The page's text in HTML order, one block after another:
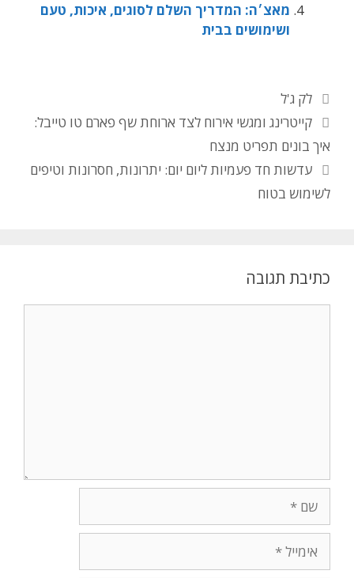
מאצ׳ה: המדריך השלם לסוגים, איכות, טעם
ושימושים בבית
לק ג'ל
קייטרינג ומגשי אירוח לצד ארוחת שף פארם טו טייבל:
איך בונים תפריט מנצח
עדשות חד פעמיות ליום יום: יתרונות, חסרונות וטיפים
לשימוש בטוח
כתיבת תגובה